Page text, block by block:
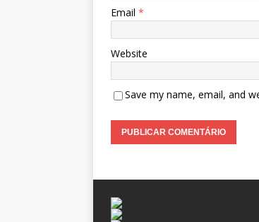
Email *
Website
Save my name, email, and